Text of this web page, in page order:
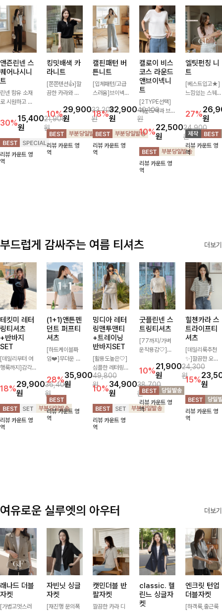
앤즌린넨 스
퀘어나시니
트
린넨 함유 소재
로 시원하고 쾌
좋은 나시 니트
🌿 깔끔한 스퀘
어넥 디자인이
쇄골 라인을 더
욱 여리하고 여
성스럽게 연출해
30%15,400
원
21,900
원
리뷰 카운트 영
역
킹밋배색 카
라니트
[쫀쫀텐션👍]깔
끔한 카라와 반
만나 하나만 입
어도 완성도 높
은 스타일링을
연출해드려요 부
담 없이 즐기기
좋은 데일리 니
10%29,900
원
33,200
원
리뷰 카운트 영
역
캘핀패턴 버
튼니트
[입체패턴/고급
스러움]브이넥
패턴이 어우러져
포인트 있게 즐
기기 좋은 가디
건 🤍 가볍게 걸
쳐주기만 해도
스타일리시한 무
18%32,900
원
40,100
원
리뷰 카운트 영
역
캘로이 비스
코스 라운드
앤브이넥니
트
[2TYPE선택]
라운드넥과 브이
넥 두 가지 디자
인으로 취향에
맞게 선택 가능
한 베이직 니트
🤍 깔끔한 실루
엣과 부드러운
착용감으로 단독
10%22,500
원
24,900
원
리뷰 카운트 영
역
엘팃펀칭 니
트
[베스트입고★]
느낌있는 스퀘어
으로 세련됨이
묻어나는 니트:)
시원쫀쫀함 가
득, 여성스러운
룩을 완성해봐요
♡
27%원
리뷰 카운트 영
역
부드럽게 감싸주는 여름 티셔츠 더보기
테킷미 레터
링티셔츠
+반바지
SET
[데일리부터 여
행룩까지]감각
셔츠와 플레어
핏 반바지가 함
께 구성된 세트
아이템으로, 편
안하면서도 캐주
얼한 꾸안꾸룩을
18%29,900
원
36,400
원
리뷰 카운트 영
역
(1+1)앤튼펜
던트 퍼프티
셔츠
[하트케이블짜
임❤️]무더운 여
낭만같은 티셔츠
소재감에서 주는
포인트와 금장으
로 고급스러움도
놓치지 말아요♥
28%35,900
원
49,800
원
리뷰 카운트 영
역
밍디아 레터
링맨투맨티
+트레이닝
반바지SET
[활용도높은🤍]
심플한 레터링
포인트의 반팔
티셔츠와 여유롭
게 떨어지는 반
바지 조합으로
꾸안꾸 무드 제
대로 살려주는
트레이닝 세트
10%34,900
원
38,700
원
리뷰 카운트 영
역
굿플린넨 스
트링티셔츠
[77까지/가벼
운착용감🤍]린
럴한 플라워 프
린팅이 포인트가
되어 하나만으로
도 감성 있는 스
타일을 완성해드
리는 티셔츠-🌼
10%21,900
원
24,300
원
리뷰 카운트 영
역
힐첸카라 스
트라이프티
셔츠
[데일리룩추천
✨]깔끔한 오픈
카라넥과 조화로
운 배색이 들어
간 스트라이프
패턴으로 단정하
고 캐주얼한 무
드를 선사하는
반팔 티셔츠에
15%원
리뷰 카운트 영
역
여유로운 실루엣의 아우터 더보기
래나드 더블
자켓
[가볍고멋스러
자빈닛 싱글
자켓
[재진행 문의폭
캣민더블 반
팔자켓
깔끔한 카라 디
classic. 헬
린느 싱글자
켓
엔크릿 턴업
더블자켓
[하객룩,출근룩